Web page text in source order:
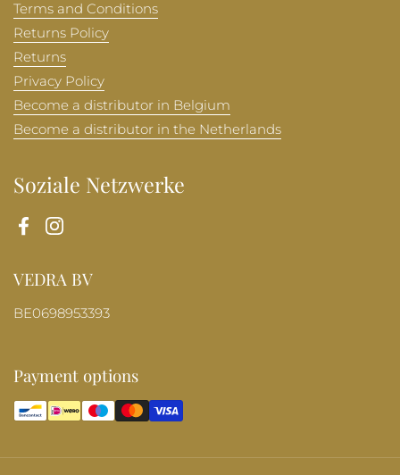
Terms and Conditions
Returns Policy
Returns
Privacy Policy
Become a distributor in Belgium
Become a distributor in the Netherlands
Soziale Netzwerke
FacebookInstagram
VEDRA BV
BE0698953393
Payment options